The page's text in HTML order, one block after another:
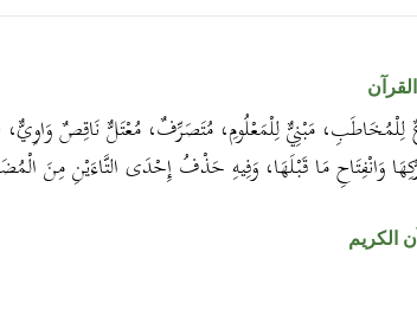
مَبْنِيٌّ لِلْمَعْلُومِ، مُتَصَرِّفٌ، مُعْتَلٌّ نَاقِصٌ
وَانْفِتَاحِ مَا قَبْلَهَا، وَفِيهِ حَذْفُ إِحْدَى التَّاءَيْنِ مِنَ
الكريم